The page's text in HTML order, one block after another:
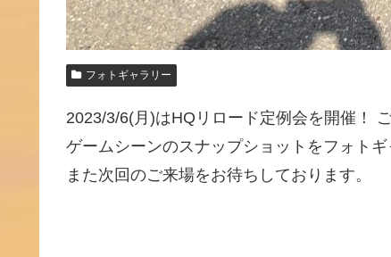
フォトギャラリー
2023/3/6(月)はHQリロード定例会を開催！
ゲームシーンのスナップショットをフォト
また次回のご来場をお待ちしております。